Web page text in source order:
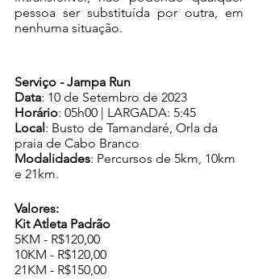
pessoa ser substituída por outra, em
nenhuma situação.
Serviço - Jampa Run
Data: 10 de Setembro de 2023
Horário: 05h00 | LARGADA: 5:45
Local: Busto de Tamandaré, Orla da
praia de Cabo Branco
Modalidades: Percursos de 5km, 10km
e 21km.
Valores:
Kit Atleta Padrão
5KM - R$120,00
10KM - R$120,00
21KM - R$150,00